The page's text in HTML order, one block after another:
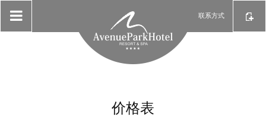
联系方式
价格表